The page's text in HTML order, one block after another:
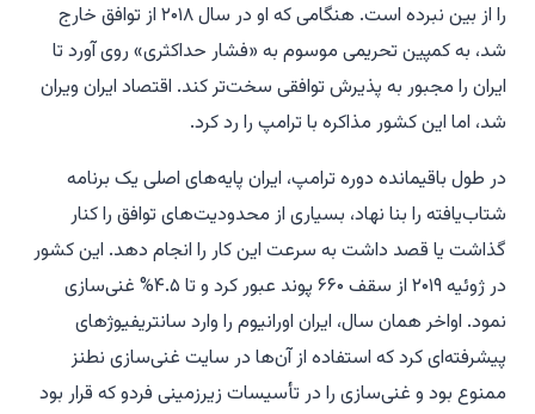
را از بین نبرده است. هنگامی که او در سال ۲۰۱۸ از توافق خارج
شد، به کمپین تحریمی موسوم به «فشار حداکثری» روی آورد تا
ایران را مجبور به پذیرش توافقی سخت‌تر کند. اقتصاد ایران ویران
شد، اما این کشور مذاکره با ترامپ را رد کرد.
در طول باقیمانده دوره ترامپ، ایران پایه‌های اصلی یک برنامه
شتاب‌یافته را بنا نهاد، بسیاری از محدودیت‌های توافق را کنار
گذاشت یا قصد داشت به سرعت این کار را انجام دهد. این کشور
در ژوئیه ۲۰۱۹ از سقف ۶۶۰ پوند عبور کرد و تا ۴.۵% غنی‌سازی
نمود. اواخر همان سال، ایران اورانیوم را وارد سانتریفیوژهای
پیشرفته‌ای کرد که استفاده از آن‌ها در سایت غنی‌سازی نطنز
ممنوع بود و غنی‌سازی را در تأسیسات زیرزمینی فردو که قرار بود